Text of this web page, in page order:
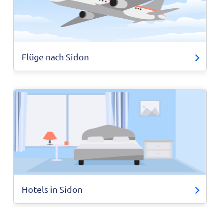
Flüge nach Sidon
Hotels in Sidon